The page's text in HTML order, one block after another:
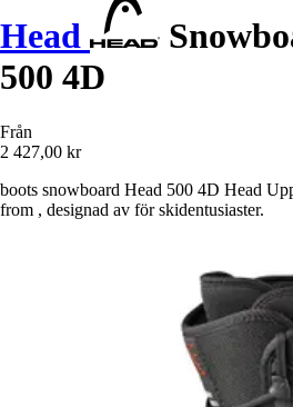
Head
500 4D
Från
2 427,00 kr
boots snowboard Head 500 4D Head
from , designad av för skidentusiaster.